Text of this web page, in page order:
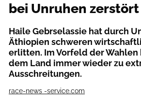
bei Unruhen zerstört
Haile Gebrselassie hat durch
Äthiopien schweren
erlitten. Im Vorfeld der Wahlen
dem Land immer wieder zu
Ausschreitungen.
race-news -service.com